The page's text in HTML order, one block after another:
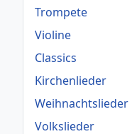
Trompete
Violine
Classics
Kirchenlieder
Weihnachtslieder
Volkslieder